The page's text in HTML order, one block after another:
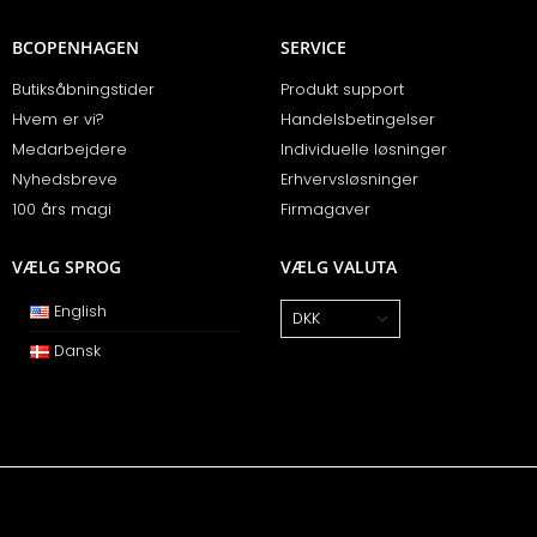
BCOPENHAGEN
Butiksåbningstider
Hvem er vi?
Medarbejdere
Nyhedsbreve
100 års magi
VÆLG SPROG
English
Dansk
SERVICE
Produkt support
Handelsbetingelser
Individuelle løsninger
Erhvervsløsninger
Firmagaver
VÆLG VALUTA